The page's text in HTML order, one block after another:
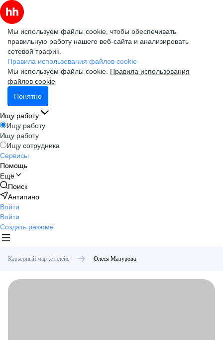
Мы используем файлы cookie, чтобы обеспечивать
правильную работу нашего веб-сайта и анализировать
сетевой трафик.
Правила использования файлов cookie
Мы используем файлы cookie. Правила использования
файлов cookie
Понятно
Ищу работу
Ищу работу
Ищу работу
Ищу сотрудника
Сервисы
Помощь
Ещё
Поиск
Антипино
Войти
Войти
Создать резюме
Карьерный маркетплейс Олеся Мазурова